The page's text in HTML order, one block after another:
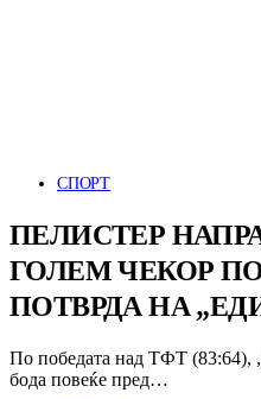
СПОРТ
ПЕЛИСТЕР
ГОЛЕМ ЧЕКОР
ПОТВРДА НА
По победата над ТФТ (83:64),
бода повеќе пред…